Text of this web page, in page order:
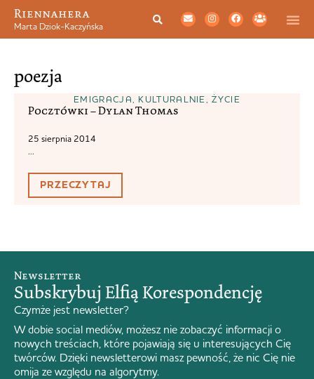
Riennahera
Marta Dziok-Kaczyńska
poezja
EMIGRACJA KULTURALNIE ,ŻYCIE
Pocztówki – Dylan Thomas
25 sierpnia 2014
...
PRZECZYTAJ
Newsletter
Subskrybuj Elfią Korespondencję
Czymże jest newsletter?
W dobie social mediów, możesz nie zobaczyć informacji o
nowych treściach, które pojawiają się u interesujących Cię
twórców. Dzięki newsletterowi masz pewność, że nic Cię nie
omija ze względu na algorytmy.